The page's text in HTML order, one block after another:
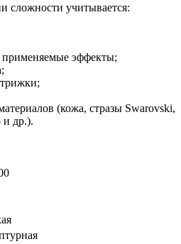
сложности учитывается:
применяемые эффекты;
(кожа, стразы Swarovski,
и др.).